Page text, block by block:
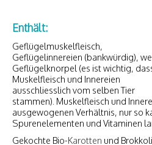
Enthält:
Geflügelmuskelfleisch,
Geflügelinnereien (bankwürdig),
Geflügelknorpel (es ist wichtig,
Muskelfleisch und Innereien
ausschliesslich vom selben Tier
stammen). Muskelfleisch und
ausgewogenen Verhältnis, nur so
Spurenelementen und Vitaminen
Gekochte Bio-Karotten und